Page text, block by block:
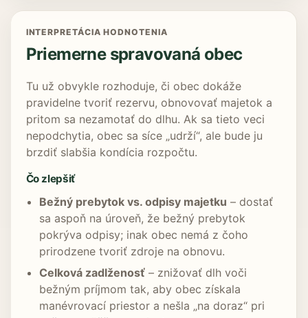
INTERPRETÁCIA HODNOTENIA
Priemerne spravovaná obec
Tu už obvykle rozhoduje, či obec dokáže
pravidelne tvoriť rezervu, obnovovať majetok a
pritom sa nezamotať do dlhu. Ak sa tieto veci
nepodchytia, obec sa síce „udrží“, ale bude ju
brzdiť slabšia kondícia rozpočtu.
Čo zlepšiť
Bežný prebytok vs. odpisy majetku – dostať
sa aspoň na úroveň, že bežný prebytok
pokrýva odpisy; inak obec nemá z čoho
prirodzene tvoriť zdroje na obnovu.
Celková zadlženosť– znižovať dlh voči
bežným príjmom tak, aby obec získala
manévrovací priestor a nešla „na doraz“ pri